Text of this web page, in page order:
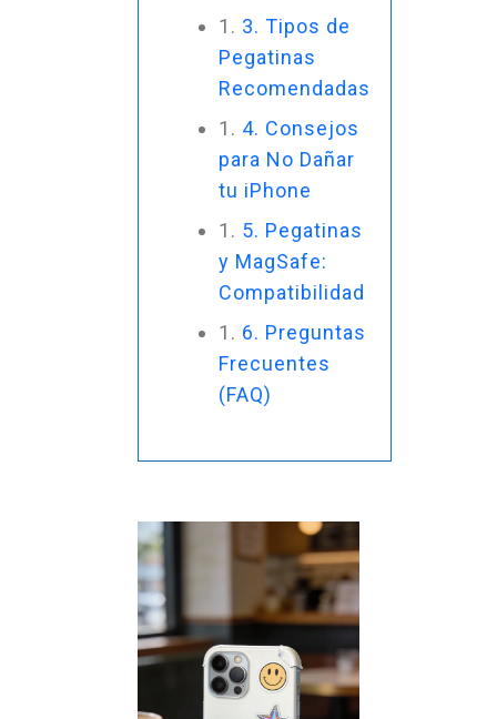
3. Tipos de
Pegatinas
Recomendadas
4. Consejos
para No Dañar
tu iPhone
5. Pegatinas
y MagSafe:
Compatibilidad
6. Preguntas
Frecuentes
(FAQ)